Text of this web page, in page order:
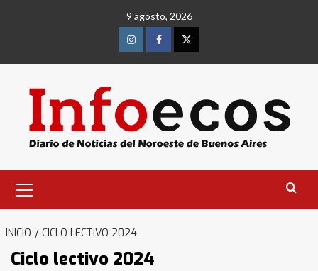
9 agosto, 2026
InstagramFacebookTwitter
primario
INICIO CICLO LECTIVO 2024
Ciclo lectivo 2024